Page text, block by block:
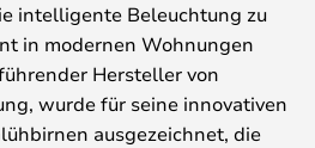
intelligente Beleuchtung zu
in modernen Wohnungen
Hersteller von
wurde für seine innovativen
ausgezeichnet, die